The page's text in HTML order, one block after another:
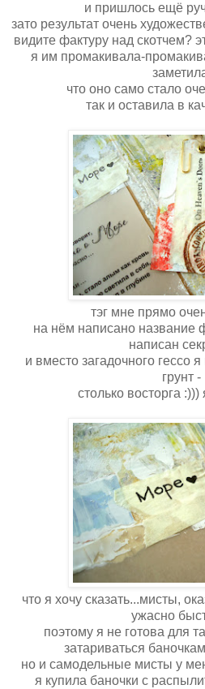
и пришлось ещё
зато результат очень
видите фактуру над скотчем?
я им промакивала-
что оно само стало
так и оставила в
тэг мне прямо
на нём написано название
написан
и вместо загадочного гессо
грунт -
столько восторга
что я хочу сказать...мисты,
ужасно
поэтому я не готова для
затариваться
но и самодельные мисты у
я купила баночки с